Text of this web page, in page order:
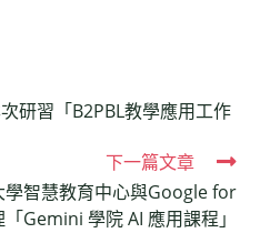
研習「B2PBL教學應用工作
下一篇文章
學智慧教育中心與Google for
Gemini 學院 AI 應用課程」